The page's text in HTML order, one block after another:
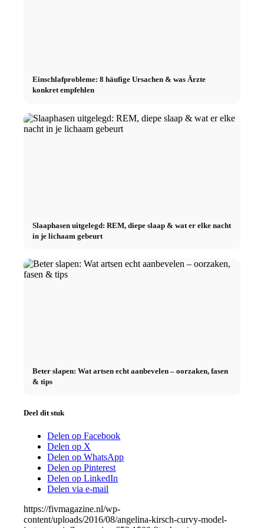
Einschlafprobleme: 8 häufige Ursachen & was Ärzte
konkret empfehlen
Slaaphasen uitgelegd: REM, diepe slaap & wat er elke nacht
in je lichaam gebeurt
Beter slapen: Wat artsen echt aanbevelen – oorzaken, fasen
& tips
Deel dit stuk
Delen op Facebook
Delen op X
Delen op WhatsApp
Delen op Pinterest
Delen op LinkedIn
Delen via e-mail
https://fivmagazine.nl/wp-
content/uploads/2016/08/angelina-kirsch-curvy-model-